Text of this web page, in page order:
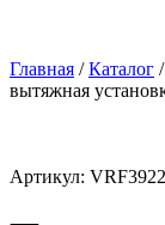
Главная /Каталог /
вытяжная
Артикул: